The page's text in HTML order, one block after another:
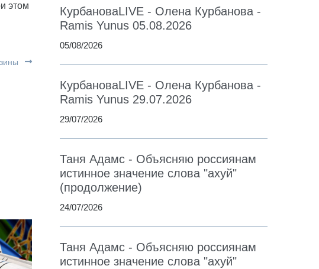
этом
КурбановаLIVE - Олена Курбанова -
Ramis Yunus 05.08.2026
05/08/2026
КурбановаLIVE - Олена Курбанова -
Ramis Yunus 29.07.2026
29/07/2026
Таня Адамс - Объясняю россиянам
истинное значение слова "ахуй"
(продолжение)
24/07/2026
Таня Адамс - Объясняю россиянам
истинное значение слова "ахуй"